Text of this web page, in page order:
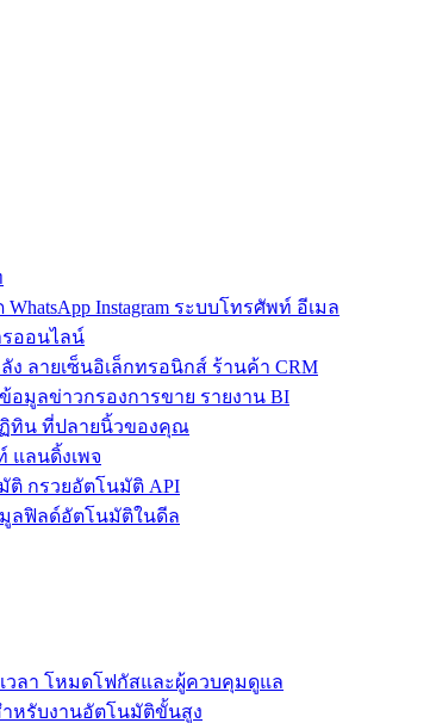
Instagram ระบบโทรศัพท์ อีเมล
ออนไลน์
ลายเซ็นอิเล็กทรอนิกส์ ร้านค้า CRM
อมูลข่าวกรองการขาย รายงาน BI
ฏิทิน ที่ปลายนิ้วของคุณ
แลนดิ้งเพจ
ติ กรวยอัตโนมัติ API
มูลฟิลด์อัตโนมัติในดีล
วลา โหมดโฟกัสและผู้ควบคุมดูแล
หรับงานอัตโนมัติขั้นสูง